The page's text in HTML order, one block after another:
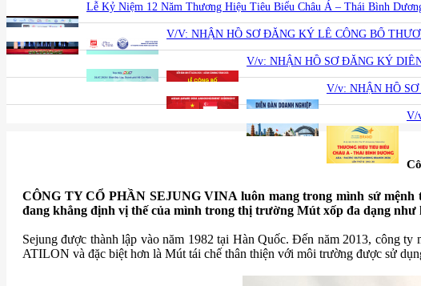
Lễ Kỷ Niệm 12 Năm Thương Hiệu Tiêu Biểu Châu Á – Thái Bình
V/V: NHẬN HỒ SƠ ĐĂNG KÝ LỄ CÔNG BỐ
V/v: NHẬN HỒ SƠ ĐĂNG KÝ
V/v: NHẬN HỒ
V/
CÔNG TY CỔ PHẦN SEJUNG VINA luôn mang trong mình sứ
đang khẳng định vị thế của mình trong thị trường Mút xốp đa dạng như
Sejung được thành lập vào năm 1982 tại Hàn Quốc. Đến năm 2013, công
ATILON và đặc biệt hơn là Mút tái chế thân thiện với môi trường được sử